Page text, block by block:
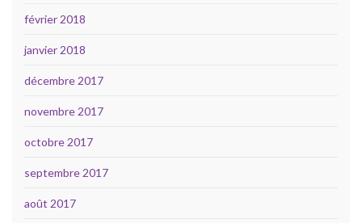
février 2018
janvier 2018
décembre 2017
novembre 2017
octobre 2017
septembre 2017
août 2017